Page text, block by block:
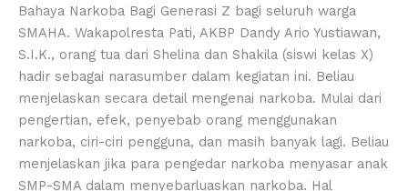
Bahaya Narkoba Bagi Generasi Z bagi seluruh warga
SMAHA. Wakapolresta Pati, AKBP Dandy Ario Yustiawan,
S.I.K., orang tua dari Shelina dan Shakila (siswi kelas X)
hadir sebagai narasumber dalam kegiatan ini. Beliau
menjelaskan secara detail mengenai narkoba. Mulai dari
pengertian, efek, penyebab orang menggunakan
narkoba, ciri-ciri pengguna, dan masih banyak lagi. Beliau
menjelaskan jika para pengedar narkoba menyasar anak
SMP-SMA dalam menyebarluaskan narkoba. Hal